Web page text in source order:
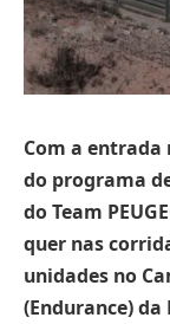
Com a entrada
do programa
do Team
quer nas
unidades no
(Endurance) da